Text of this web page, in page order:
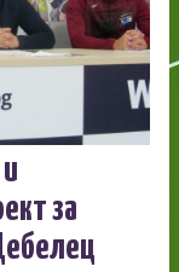
за